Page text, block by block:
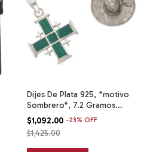
Dijes De Plata 925, *motivo
Sombrero*, 7.2 Gramos
Blanco
$1,092.00 -23% OFF
$1,425.00